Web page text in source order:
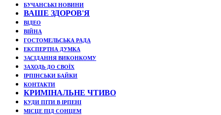
БУЧАНСЬКІ НОВИНИ
ВАШЕ ЗДОРОВ'Я
ВІДЕО
ВІЙНА
ГОСТОМЕЛЬСЬКА РАДА
ЕКСПЕРТНА ДУМКА
ЗАСІДАННЯ ВИКОНКОМУ
ЗАХОДЬ ДО СВОЇХ
ІРПІНСЬКИ БАЙКИ
КОНТАКТИ
КРИМІНАЛЬНЕ ЧТИВО
КУДИ ПІТИ В ІРПЕНІ
МІСЦЕ ПІД СОНЦЕМ